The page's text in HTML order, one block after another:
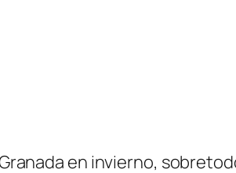
en invierno,